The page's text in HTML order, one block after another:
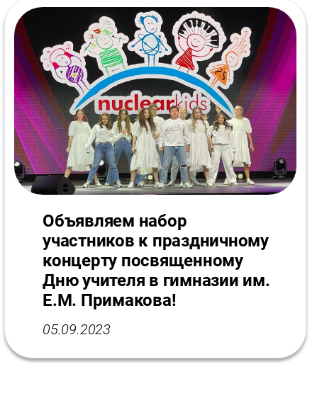
Объявляем набор
участников к праздничному
концерту посвященному
Дню учителя в гимназии им.
Е.М. Примакова!
05.09.2023